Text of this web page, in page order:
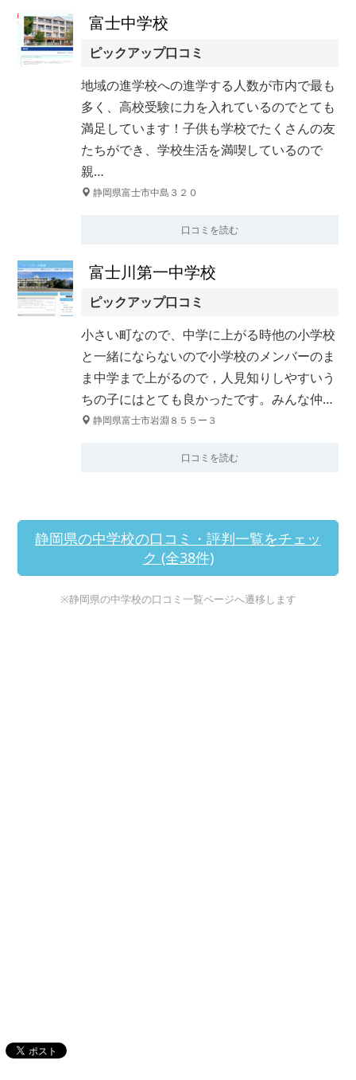
富士中学校
ピックアップ口コミ
地域の進学校への進学する人数が市内で最も
多く、高校受験に力を入れているのでとても
満足しています！子供も学校でたくさんの友
たちができ、学校生活を満喫しているので
親…
静岡県富士市中島３２０
口コミを読む
富士川第一中学校
ピックアップ口コミ
小さい町なので、中学に上がる時他の小学校
と一緒にならないので小学校のメンバーのま
ま中学まで上がるので，人見知りしやすいう
ちの子にはとても良かったです。みんな仲…
静岡県富士市岩淵８５５ー３
口コミを読む
静岡県の中学校の口コミ・評判一覧をチェッ
ク (全38件)
※静岡県の中学校の口コミ一覧ページへ遷移します